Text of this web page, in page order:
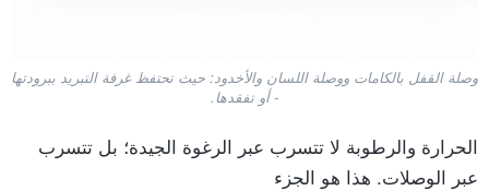
وصلة القفل بالكامات ووصلة اللسان والأخدود: حيث تحتفظ غرفة التبريد ببرودتها
- أو تفقدها.
الحرارة والرطوبة لا تتسرب عبر الرغوة الجيدة؛ بل تتسرب
عبر الوصلات. هذا هو الجزء